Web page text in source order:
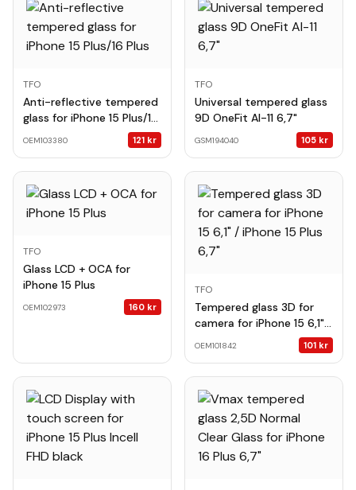
TFO
Anti-reflective tempered
glass for iPhone 15 Plus/16
OEM103380 121 kr
TFO
Universal tempered glass
9D OneFit AI-11 6,7"
GSM194040 105 kr
TFO
Glass LCD + OCA for
iPhone 15 Plus
OEM102973 160 kr
TFO
Tempered glass 3D for
camera for iPhone 15 6,1" /
OEM101842 101 kr